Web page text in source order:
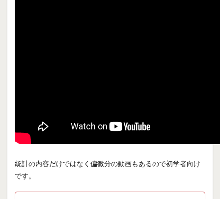
統計の内容だけではなく偏微分の動画もあるので初学者向け
です。